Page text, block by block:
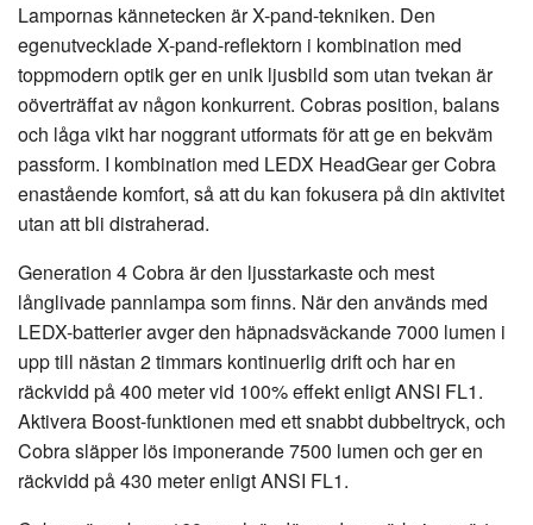
Lampornas kännetecken är X-pand-tekniken. Den
egenutvecklade X-pand-reflektorn i kombination med
toppmodern optik ger en unik ljusbild som utan tvekan är
oöverträffat av någon konkurrent. Cobras position, balans
och låga vikt har noggrant utformats för att ge en bekväm
passform. I kombination med LEDX HeadGear ger Cobra
enastående komfort, så att du kan fokusera på din aktivitet
utan att bli distraherad.
Generation 4 Cobra är den ljusstarkaste och mest
långlivade pannlampa som finns. När den används med
LEDX-batterier avger den häpnadsväckande 7000 lumen i
upp till nästan 2 timmars kontinuerlig drift och har en
räckvidd på 400 meter vid 100% effekt enligt ANSI FL1.
Aktivera Boost-funktionen med ett snabbt dubbeltryck, och
Cobra släpper lös imponerande 7500 lumen och ger en
räckvidd på 430 meter enligt ANSI FL1.